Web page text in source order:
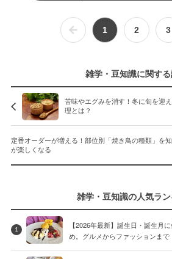
1 2 3
雑学・豆知識に関す
苦味やエグみを消す！冬に旬を迎
理とは？
定番オーダーが増える！部位別「焼き鳥の種類」を
が楽しくなる
雑学・豆知識の人気ラ
1
【2026年最新】誕生日・誕生月
め。グルメからファッションまで